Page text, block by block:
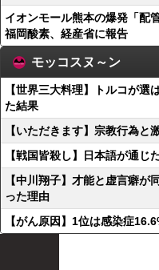
イオンモール熊本の爆発「配
福岡酸素、経産省に報告
モッコスヌ～ン
【世界三大料理】トルコが選
た結果
【いただきます】宗教行為と
【戦国皆殺し】日本語が通
【中川翔子】才能と虚言癖が
った理由
【がん原因】1位は感染症